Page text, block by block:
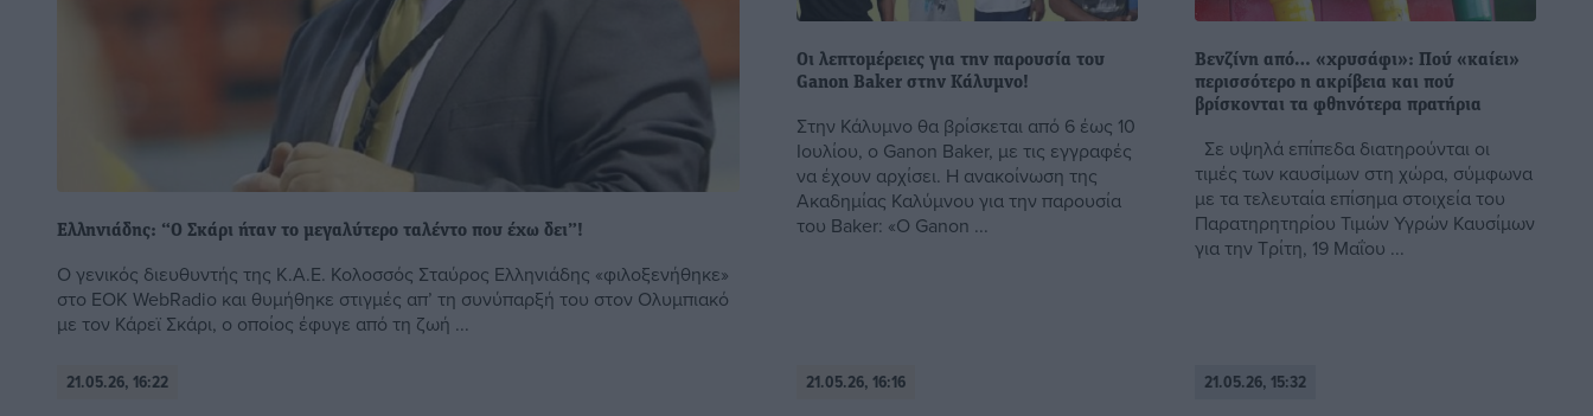
Ελληνιάδης: “Ο Σκάρι ήταν το μεγαλύτερο ταλέντο που έχω δει”!
Ο γενικός διευθυντής της Κ.Α.Ε. Κολοσσός Σταύρος Ελληνιάδης «φιλοξενήθηκε»
στo EOK WebRadio και θυμήθηκε στιγμές απ’ τη συνύπαρξή του στον Ολυμπιακό
με τον Κάρεϊ Σκάρι, ο οποίος έφυγε από τη ζωή ...
21.05.26, 16:22
Οι λεπτομέρειες για την παρουσία του
Ganon Baker στην Κάλυμνο!
Στην Κάλυμνο θα βρίσκεται από 6 έως 10
Ιουλίου, ο Ganon Baker, με τις εγγραφές
να έχουν αρχίσει. Η ανακοίνωση της
Ακαδημίας Καλύμνου για την παρουσία
του Baker: «Ο Ganon ...
21.05.26, 16:16
Βενζίνη από… «χρυσάφι»: Πού «καίει»
περισσότερο η ακρίβεια και πού
βρίσκονται τα φθηνότερα πρατήρια
Σε υψηλά επίπεδα διατηρούνται οι
τιμές των καυσίμων στη χώρα, σύμφωνα
με τα τελευταία επίσημα στοιχεία του
Παρατηρητηρίου Τιμών Υγρών Καυσίμων
για την Τρίτη, 19 Μαΐου ...
21.05.26, 15:32